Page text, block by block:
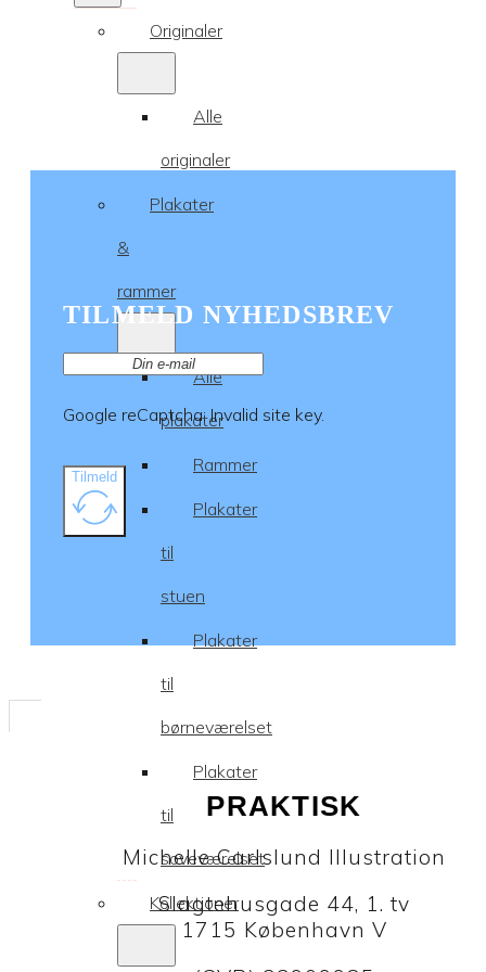
Originaler
Alle
originaler
Plakater
&
rammer
Alle
plakater
Rammer
Plakater
til
stuen
Plakater
til
børneværelset
Plakater
til
soveværelset
Kollektioner
TILMELD NYHEDSBREV
Google reCaptcha: Invalid site key.
Tilmeld
PRAKTISK
Michelle Carlslund Illustration
Slagtehusgade 44, 1. tv
1715 København V